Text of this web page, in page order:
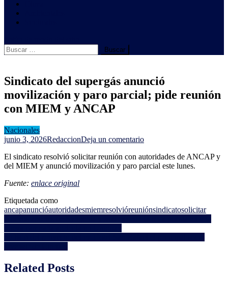
Buscar:
Sindicato del supergás anunció
movilización y paro parcial; pide reunión
con MIEM y ANCAP
Nacionales
junio 3, 2026RedaccionDeja un comentarioen
del
supergás
parcial;
pide
con
El sindicato resolvió solicitar reunión con autoridades de ANCAP y
del MIEM y anunció movilización y paro parcial este lunes.
Fuente: enlace original
Etiquetada como
ancapanuncióautoridadesmiemresolvióreuniónsindicatosolicitar
Navegación
de
entradas
Related Posts